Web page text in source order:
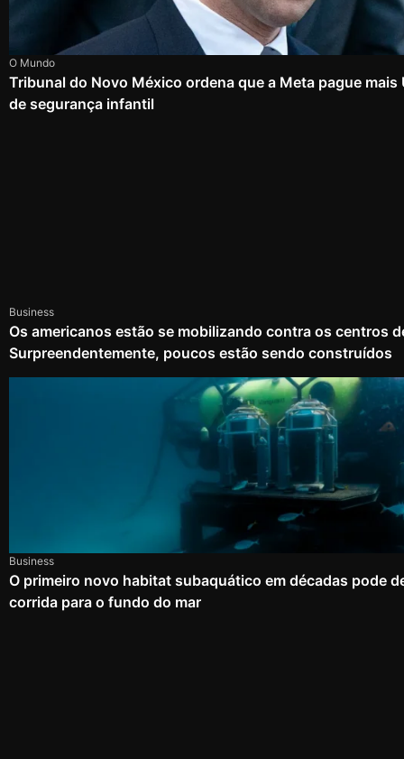
O Mundo
Tribunal do Novo México ordena que a Meta pague mais
de segurança infantil
Business
Os americanos estão se mobilizando contra os centros
Surpreendentemente, poucos estão sendo construídos
Business
O primeiro novo habitat subaquático em décadas pode
corrida para o fundo do mar